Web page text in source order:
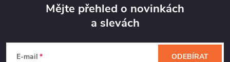
Mějte přehled o novinkách
a slevách
E-mail ODEBÍRAT